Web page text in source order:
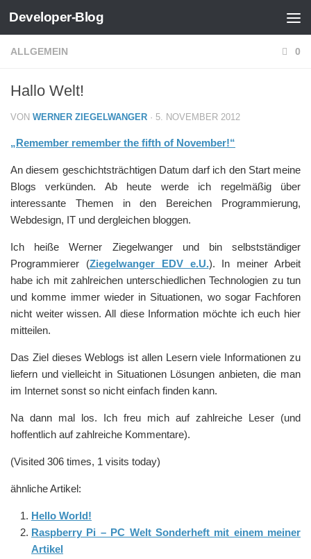
Zum Inhalt springen
Developer-Blog
ALLGEMEIN 0
Hallo Welt!
VON WERNER ZIEGELWANGER · 5. NOVEMBER 2012
„Remember remember the fifth of November!“
An diesem geschichtsträchtigen Datum darf ich den Start meine
Blogs verkünden. Ab heute werde ich regelmäßig über
interessante Themen in den Bereichen Programmierung,
Webdesign, IT und dergleichen bloggen.
Ich heiße Werner Ziegelwanger und bin selbstständiger
Programmierer (Ziegelwanger EDV e.U.). In meiner Arbeit
habe ich mit zahlreichen unterschiedlichen Technologien zu tun
und komme immer wieder in Situationen, wo sogar Fachforen
nicht weiter wissen. All diese Information möchte ich euch hier
mitteilen.
Das Ziel dieses Weblogs ist allen Lesern viele Informationen zu
liefern und vielleicht in Situationen Lösungen anbieten, die man
im Internet sonst so nicht einfach finden kann.
Na dann mal los. Ich freu mich auf zahlreiche Leser (und
hoffentlich auf zahlreiche Kommentare).
(Visited 306 times, 1 visits today)
ähnliche Artikel:
Hello World!
Raspberry Pi – PC Welt Sonderheft mit einem meiner
Artikel